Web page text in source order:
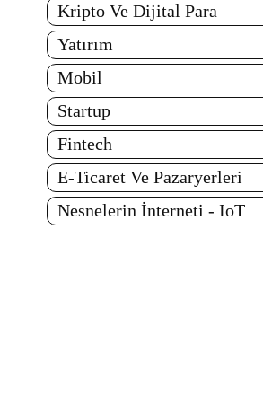
Kripto Ve Dijital Para
Yatırım
Mobil
Startup
Fintech
E-Ticaret Ve Pazaryerleri
Nesnelerin İnterneti - IoT